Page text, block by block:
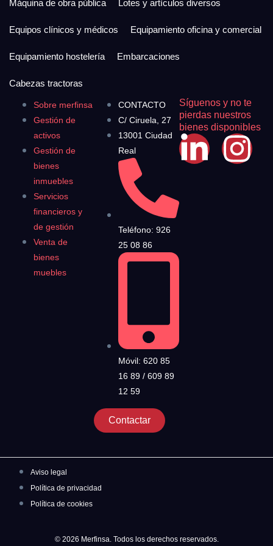
Sobre merfinsa
Gestión de
activos
Gestión de
bienes
inmuebles
Servicios
financieros y
de gestión
Venta de
bienes
muebles
CONTACTO
C/ Ciruela, 27
13001 Ciudad
Real
Teléfono: 926
25 08 86
Móvil: 620 85
16 89 / 609 89
12 59
Contactar
Síguenos y no te
pierdas nuestros
bienes disponibles
Máquina de obra pública Lotes y artículos diversos
Equipos clínicos y médicos Equipamiento oficina y comercial
Equipamiento hostelería Embarcaciones
Cabezas tractoras
Aviso legal
Política de privacidad
Política de cookies
© 2026 Merfinsa. Todos los derechos reservados.